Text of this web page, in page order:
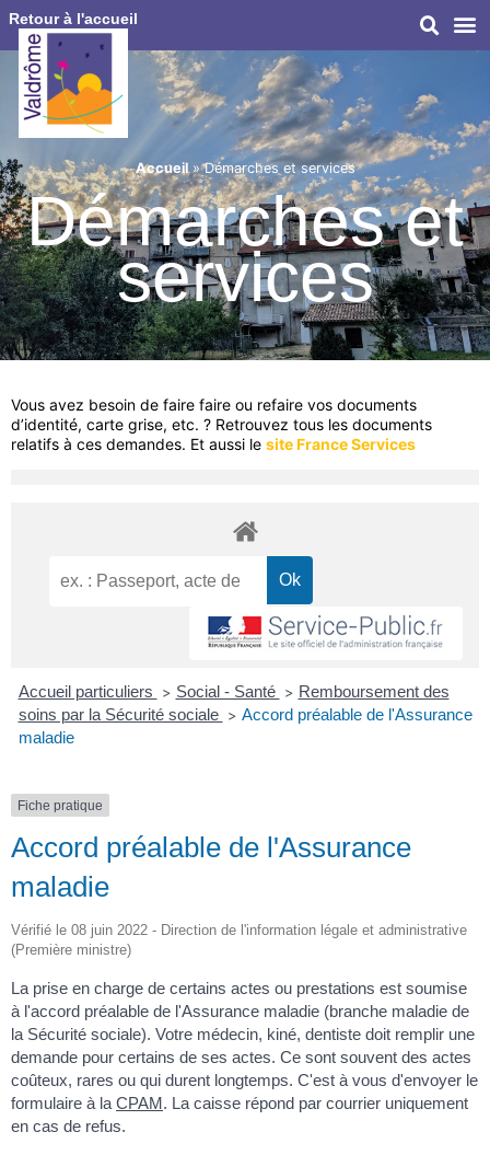
Retour à l'accueil
Accueil»Démarches et services
Démarches et
services
Vous avez besoin de faire faire ou refaire vos documents
d’identité, carte grise, etc. ? Retrouvez tous les documents
relatifs à ces demandes. Et aussi le site France Services
Accueil particuliers > Social - Santé > Remboursement des
soins par la Sécurité sociale > Accord préalable de l'Assurance
maladie
Fiche pratique
Accord préalable de l'Assurance
maladie
Vérifié le 08 juin 2022 - Direction de l'information légale et administrative
(Première ministre)
La prise en charge de certains actes ou prestations est soumise
à l'accord préalable de l'Assurance maladie (branche maladie de
la Sécurité sociale). Votre médecin, kiné, dentiste doit remplir une
demande pour certains de ses actes. Ce sont souvent des actes
coûteux, rares ou qui durent longtemps. C'est à vous d'envoyer le
formulaire à la CPAM. La caisse répond par courrier uniquement
en cas de refus.